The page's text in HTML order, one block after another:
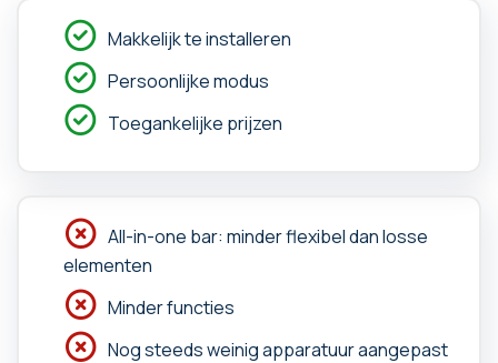
Makkelijk te installeren
Persoonlijke modus
Toegankelijke prijzen
All-in-one bar: minder flexibel dan losse
elementen
Minder functies
Nog steeds weinig apparatuur aangepast